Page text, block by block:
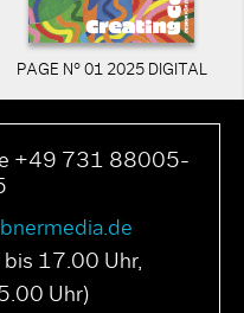
PAGE N° 01 2025 DIGITAL
+49 731 88005-
17.00 Uhr,
Uhr)